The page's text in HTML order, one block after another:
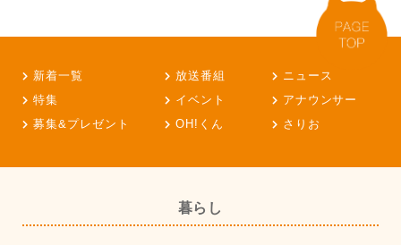
新着一覧 放送番組
ニュース
特集
イベント
アナウンサー
募集&プレゼント
OH!くん さりお
暮らし